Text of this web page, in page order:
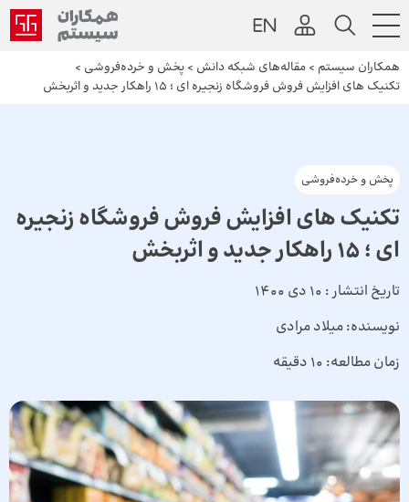
همکاران سیستم > مقاله‌های شبکه دانش > پخش و خرده‌فروشی >
تکنیک‌ های افزایش فروش فروشگاه زنجیره‌ ای ؛ 15 راهکار جدید و اثربخش
پخش و خرده‌فروشی
تکنیک‌ های افزایش فروش فروشگاه زنجیره‌
ای ؛ 15 راهکار جدید و اثربخش
تاریخ انتشار : 10 دی 1400
نویسنده:میلاد مرادی
زمان مطالعه: 10 دقیقه